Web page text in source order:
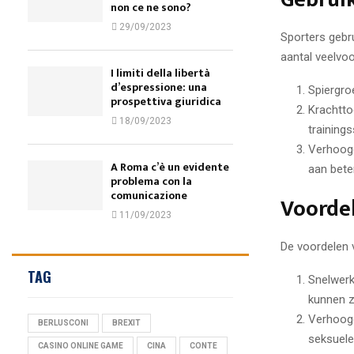
Sporters
aantal
aan
De voordelen
kunnen
non ce ne sono?
29/09/2023
I limiti della libertà
d’espressione: una
prospettiva giuridica
18/09/2023
A Roma c’è un evidente
problema con la
comunicazione
11/09/2023
TAG
BERLUSCONI BREXIT
CASINO ONLINE GAME CINA CONTE